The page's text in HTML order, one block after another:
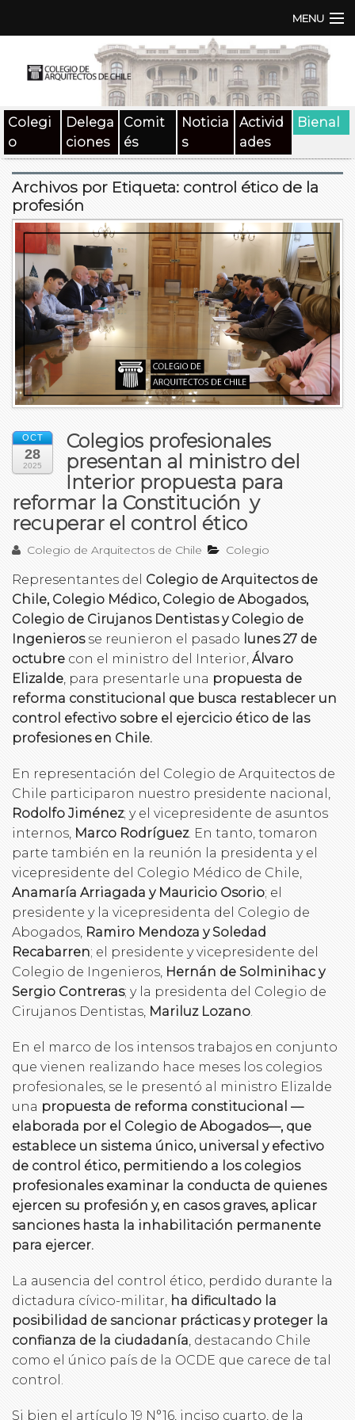
MENU
Documentos
SAT
Beneficios
Medios
Contacto
Buscar:
Colegi
o
Delega
ciones
Comit
és
Noticia
s
Activid
ades
Bienal
Archivos por Etiqueta: control ético de la
profesión
OCT
28
2025
Colegios profesionales
presentan al ministro del
Interior propuesta para
reformar la Constitución y
recuperar el control ético
Colegio de Arquitectos de Chile Colegio
Representantes del Colegio de Arquitectos de
Chile, Colegio Médico, Colegio de Abogados,
Colegio de Cirujanos Dentistas y Colegio de
Ingenierosse reunieron el pasado lunes 27 de
octubre con el ministro del Interior, Álvaro
Elizalde, para presentarle una propuesta de
reforma constitucional que busca restablecer un
control efectivo sobre el ejercicio ético de las
profesiones en Chile.
En representación del Colegio de Arquitectos de
Chile participaron nuestro presidente nacional,
Rodolfo Jiménez; y el vicepresidente de asuntos
internos, Marco Rodríguez. En tanto, tomaron
parte también en la reunión la presidenta y el
vicepresidente del Colegio Médico de Chile,
Anamaría Arriagada y Mauricio Osorio; el
presidente y la vicepresidenta del Colegio de
Abogados, Ramiro Mendoza y Soledad
Recabarren; el presidente y vicepresidente del
Colegio de Ingenieros, Hernán de Solminihac y
Sergio Contreras; y la presidenta del Colegio de
Cirujanos Dentistas, Mariluz Lozano.
En el marco de los intensos trabajos en conjunto
que vienen realizando hace meses los colegios
profesionales, se le presentó al ministro Elizalde
una propuesta de reforma constitucional —
elaborada por el Colegio de Abogados—, que
establece un sistema único, universal y efectivo
de control ético, permitiendo a los colegios
profesionales examinar la conducta de quienes
ejercen su profesión y, en casos graves, aplicar
sanciones hasta la inhabilitación permanente
para ejercer.
La ausencia del control ético, perdido durante la
dictadura cívico-militar, ha dificultado la
posibilidad de sancionar prácticas y proteger la
confianza de la ciudadanía, destacando Chile
como el único país de la OCDE que carece de tal
control.
Si bien el artículo 19 N°16, inciso cuarto, de la